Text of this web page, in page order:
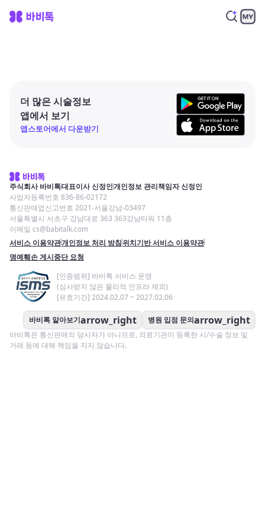
더 많은 시술정보
앱에서 보기
앱스토어에서 다운받기
주식회사 바비톡대표이사 신정인개인정보 관리책임자 신정인
사업자등록번호 836-86-02172
통신판매업신고번호 2021-서울강남-03497
서울특별시 서초구 강남대로 363 363강남타워 11층
이메일 cs@babitalk.com
서비스 이용약관개인정보 처리 방침위치기반 서비스 이용약관
명예훼손 게시중단 요청
[인증범위] 바비톡 서비스 운영
(심사받지 않은 물리적 인프라 제외)
[유효기간] 2024.02.07 ~ 2027.02.06
바비톡 알아보기arrow_right 병원 입점 문의arrow_right
바비톡은 통신판매의 당사자가 아니므로, 의료기관이 등록한 시/수술 정보 및
거래 등에 대해 책임을 지지 않습니다.